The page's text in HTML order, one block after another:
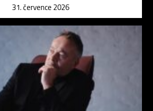
31. července 2026